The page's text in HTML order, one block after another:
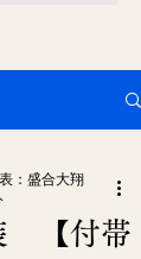
【付帯
：盛合大翔